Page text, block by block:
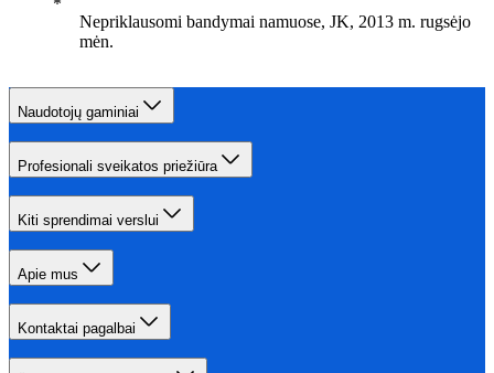
Nepriklausomi bandymai namuose, JK, 2013 m. rugsėjo
mėn.
Naudotojų gaminiai
Profesionali sveikatos priežiūra
Kiti sprendimai verslui
Apie mus
Kontaktai pagalbai